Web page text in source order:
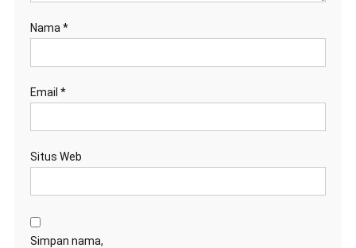
Nama*
Email *
Situs Web
Simpan nama,